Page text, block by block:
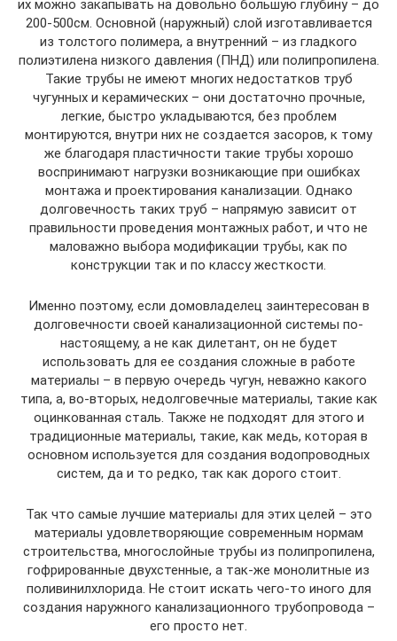
их можно закапывать на довольно большую глубину – до
200-500см. Основной (наружный) слой изготавливается
из толстого полимера, а внутренний – из гладкого
полиэтилена низкого давления (ПНД) или полипропилена.
Такие трубы не имеют многих недостатков труб
чугунных и керамических – они достаточно прочные,
легкие, быстро укладываются, без проблем
монтируются, внутри них не создается засоров, к тому
же благодаря пластичности такие трубы хорошо
воспринимают нагрузки возникающие при ошибках
монтажа и проектирования канализации. Однако
долговечность таких труб – напрямую зависит от
правильности проведения монтажных работ, и что не
маловажно выбора модификации трубы, как по
конструкции так и по классу жесткости.
Именно поэтому, если домовладелец заинтересован в
долговечности своей канализационной системы по-
настоящему, а не как дилетант, он не будет
использовать для ее создания сложные в работе
материалы – в первую очередь чугун, неважно какого
типа, а, во-вторых, недолговечные материалы, такие как
оцинкованная сталь. Также не подходят для этого и
традиционные материалы, такие, как медь, которая в
основном используется для создания водопроводных
систем, да и то редко, так как дорого стоит.
Так что самые лучшие материалы для этих целей – это
материалы удовлетворяющие современным нормам
строительства, многослойные трубы из полипропилена,
гофрированные двухстенные, а так-же монолитные из
поливинилхлорида. Не стоит искать чего-то иного для
создания наружного канализационного трубопровода –
его просто нет.